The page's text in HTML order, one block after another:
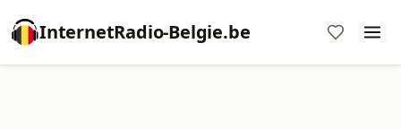
InternetRadio-Belgie.be